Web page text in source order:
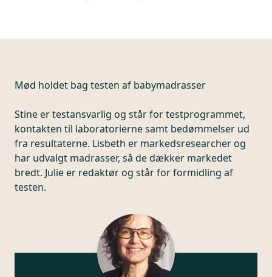
Mød holdet bag testen af babymadrasser
Stine er testansvarlig og står for testprogrammet,
kontakten til laboratorierne samt bedømmelser ud
fra resultaterne. Lisbeth er markedsresearcher og
har udvalgt madrasser, så de dækker markedet
bredt. Julie er redaktør og står for formidling af
testen.